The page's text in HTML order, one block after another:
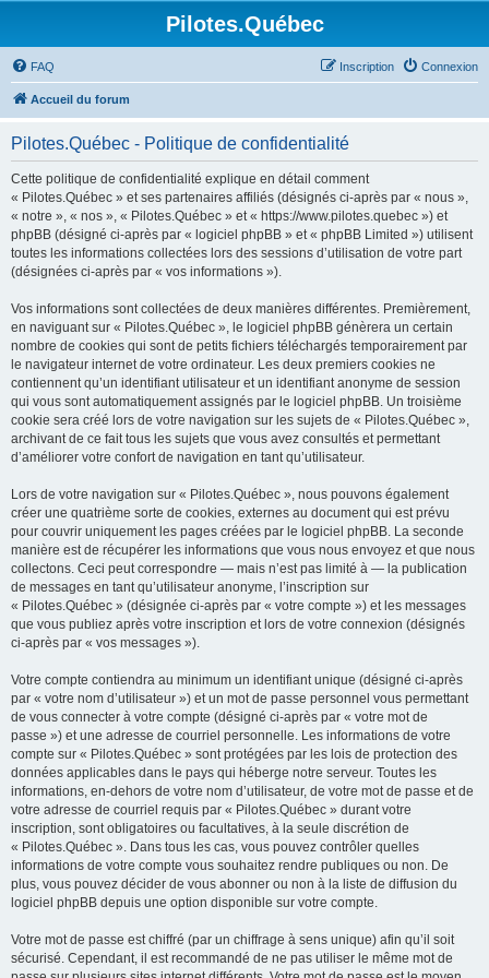
Pilotes.Québec
FAQ Connexion
Inscription
Accueil du forum
Pilotes.Québec - Politique de confidentialité
Cette politique de confidentialité explique en détail comment
« Pilotes.Québec » et ses partenaires affiliés (désignés ci-après par « nous »,
« notre », « nos », « Pilotes.Québec » et « https://www.pilotes.quebec ») et
phpBB (désigné ci-après par « logiciel phpBB » et « phpBB Limited ») utilisent
toutes les informations collectées lors des sessions d’utilisation de votre part
(désignées ci-après par « vos informations »).
Vos informations sont collectées de deux manières différentes. Premièrement,
en naviguant sur « Pilotes.Québec », le logiciel phpBB génèrera un certain
nombre de cookies qui sont de petits fichiers téléchargés temporairement par
le navigateur internet de votre ordinateur. Les deux premiers cookies ne
contiennent qu’un identifiant utilisateur et un identifiant anonyme de session
qui vous sont automatiquement assignés par le logiciel phpBB. Un troisième
cookie sera créé lors de votre navigation sur les sujets de « Pilotes.Québec »,
archivant de ce fait tous les sujets que vous avez consultés et permettant
d’améliorer votre confort de navigation en tant qu’utilisateur.
Lors de votre navigation sur « Pilotes.Québec », nous pouvons également
créer une quatrième sorte de cookies, externes au document qui est prévu
pour couvrir uniquement les pages créées par le logiciel phpBB. La seconde
manière est de récupérer les informations que vous nous envoyez et que nous
collectons. Ceci peut correspondre — mais n’est pas limité à — la publication
de messages en tant qu’utilisateur anonyme, l’inscription sur
« Pilotes.Québec » (désignée ci-après par « votre compte ») et les messages
que vous publiez après votre inscription et lors de votre connexion (désignés
ci-après par « vos messages »).
Votre compte contiendra au minimum un identifiant unique (désigné ci-après
par « votre nom d’utilisateur ») et un mot de passe personnel vous permettant
de vous connecter à votre compte (désigné ci-après par « votre mot de
passe ») et une adresse de courriel personnelle. Les informations de votre
compte sur « Pilotes.Québec » sont protégées par les lois de protection des
données applicables dans le pays qui héberge notre serveur. Toutes les
informations, en-dehors de votre nom d’utilisateur, de votre mot de passe et de
votre adresse de courriel requis par « Pilotes.Québec » durant votre
inscription, sont obligatoires ou facultatives, à la seule discrétion de
« Pilotes.Québec ». Dans tous les cas, vous pouvez contrôler quelles
informations de votre compte vous souhaitez rendre publiques ou non. De
plus, vous pouvez décider de vous abonner ou non à la liste de diffusion du
logiciel phpBB depuis une option disponible sur votre compte.
Votre mot de passe est chiffré (par un chiffrage à sens unique) afin qu’il soit
sécurisé. Cependant, il est recommandé de ne pas utiliser le même mot de